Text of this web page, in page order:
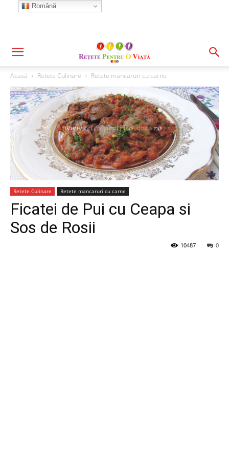
Acasă Retete Culinare Retete mancaruri cu carne
Retete Culinare Retete mancaruri cu carne
Ficatei de Pui cu Ceapa si
Sos de Rosii
0
10487
Română